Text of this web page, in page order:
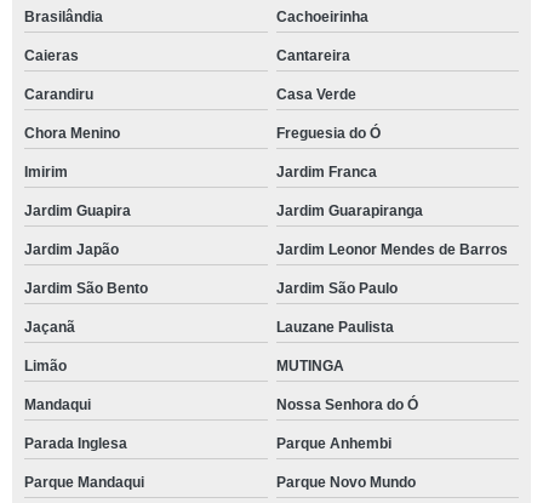
Brasilândia Cachoeirinha
Caieras Cantareira
Carandiru Casa Verde
Chora Menino Freguesia do Ó
Imirim Jardim Franca
Jardim Guapira Jardim Guarapiranga
Jardim Japão Jardim Leonor Mendes de Barros
Jardim São Bento Jardim São Paulo
Jaçanã Lauzane Paulista
Limão MUTINGA
Mandaqui Nossa Senhora do Ó
Parada Inglesa Parque Anhembi
Parque Mandaqui Parque Novo Mundo